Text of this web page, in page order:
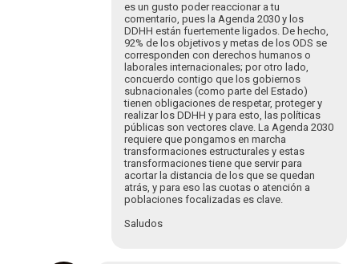
es un gusto poder reaccionar a tu
comentario, pues la Agenda 2030 y los
DDHH están fuertemente ligados. De hecho,
92% de los objetivos y metas de los ODS se
corresponden con derechos humanos o
laborales internacionales; por otro lado,
concuerdo contigo que los gobiernos
subnacionales (como parte del Estado)
tienen obligaciones de respetar, proteger y
realizar los DDHH y para esto, las políticas
públicas son vectores clave. La Agenda 2030
requiere que pongamos en marcha
transformaciones estructurales y estas
transformaciones tiene que servir para
acortar la distancia de los que se quedan
atrás, y para eso las cuotas o atención a
poblaciones focalizadas es clave.
Saludos